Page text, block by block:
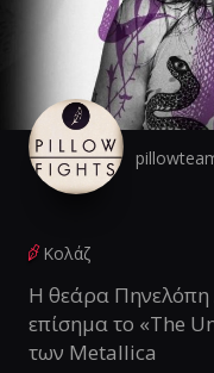
Κολάζ
Η θεάρα
επίσημα το «The
των Metallica